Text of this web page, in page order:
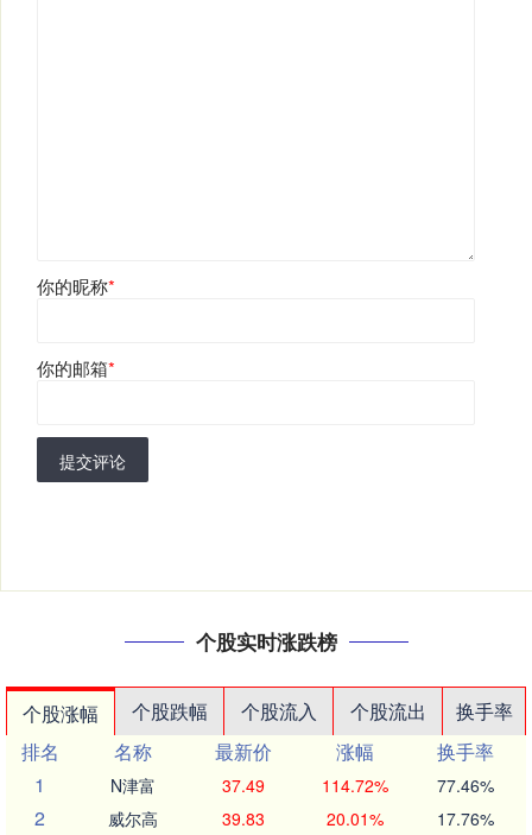
你的昵称*
你的邮箱*
提交评论
个股实时涨跌榜
个股涨幅 个股跌幅 个股流入 个股流出
换手率
排名
名称 最新价 涨幅
换手率
1
N津富 37.49 114.72% 77.46%
2 威尔高 39.83 20.01% 17.76%